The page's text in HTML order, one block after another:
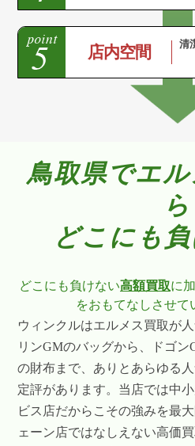
店内空間 清
鳥取県でエ
ら
どこにも
どこにも負けない高額買取に
をおもてなしさせて
ウィンクルはエルメス買取が
リンGMのバッグから、ドゴン
の財布まで、ありとあらゆる
定評があります。当店では中
ビス店だからこその強みを最
ェーン店ではなしえない高価